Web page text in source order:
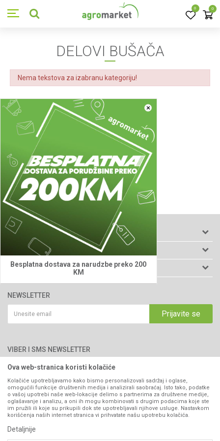
0 0
×
Besplatna dostava za narudzbe preko 200
KM
DELOVI BUŠAČA
Nema tekstova za izabranu kategoriju!
PODACI O KOMPANIJI
Agromarket d.o.o.
Matični broj: 11003826
76300 Bijeljina
066/44-99-00
INFORMACIJE
O nama
Katalozi
Saradnja
Kontakt
KORISNIČKI SERVIS
Uslovi korišćenja i prodaje
Politika privatnosti
Kako kupiti
Isporuka
Pravo na odustajanje
Reklamacije
Povraćaj sredstava
Zamjena artikala
Plaćanje karticama
NEWSLETTER
Prijavite se
VIBER I SMS NEWSLETTER
PRATITE NAS
Ova web-stranica koristi kolačiće
Kolačiće upotrebljavamo kako bismo personalizovali sadržaj i oglase,
omogućili funkcije društvenih medija i analizirali saobraćaj. Isto tako, podatke
o vašoj upotrebi naše web-lokacije delimo s partnerima za društvene medije,
oglašavanje i analizu, a oni ih mogu kombinovati s drugim podacima koje ste
im pružili ili koje su prikupili dok ste upotrebljavali njihove usluge. Nastavkom
korišćenja naših internet stranica vi prihvatate našu upotrebu kolačića.
Detaljnije